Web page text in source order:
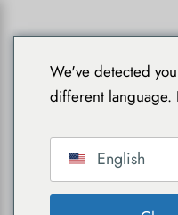
We've detected
different language.
English